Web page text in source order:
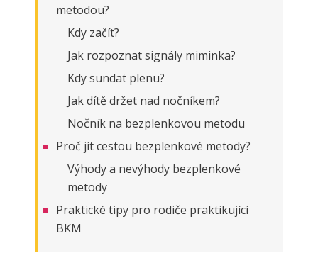
metodou?
Kdy začít?
Jak rozpoznat signály miminka?
Kdy sundat plenu?
Jak dítě držet nad nočníkem?
Nočník na bezplenkovou metodu
Proč jít cestou bezplenkové metody?
Výhody a nevýhody bezplenkové
metody
Praktické tipy pro rodiče praktikující
BKM